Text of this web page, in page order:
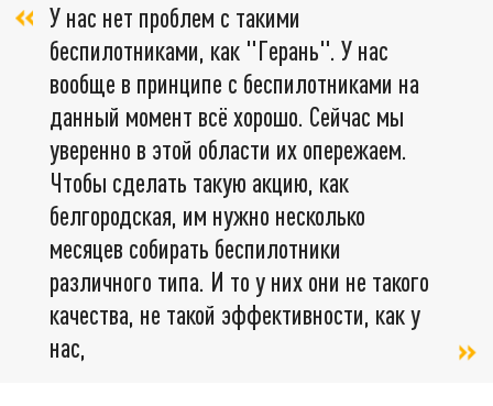
У нас нет проблем с такими
беспилотниками, как "Герань". У нас
вообще в принципе с беспилотниками на
данный момент всё хорошо. Сейчас мы
уверенно в этой области их опережаем.
Чтобы сделать такую акцию, как
белгородская, им нужно несколько
месяцев собирать беспилотники
различного типа. И то у них они не такого
качества, не такой эффективности, как у
нас,